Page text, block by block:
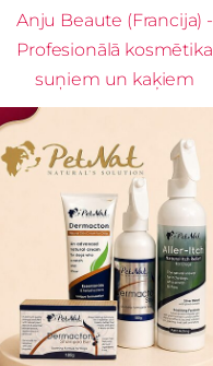
Anju Beaute (Francija) -
Profesionālā kosmētika
suņiem un kaķiem